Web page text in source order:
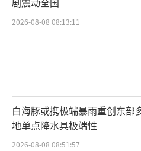
2026-08-08 08:13:11
白海豚或携极端暴雨重创东部
地单点降水具极端性
2026-08-08 08:51:57